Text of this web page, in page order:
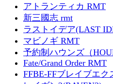
アトランティカ RMT
新三國志 rmt
ラストイデア(LAST
マビノギ RMT
予約制ハウンズ（
Fate/Grand Order RMT
FFBE-FFブレイブエ